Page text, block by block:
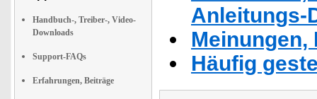
Handbuch-, Treiber-, Video-
Downloads
Support-FAQs
Erfahrungen, Beiträge
Anleitungs-
Häufig